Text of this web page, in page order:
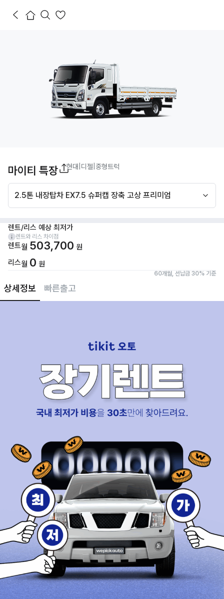
상세정보 빠른출고
마이티 특장 현대 디젤 중형트럭
2.5톤 내장탑차 EX7.5 슈퍼캡 장축 고상 프리미엄
렌트/리스 예상 최저가
렌트와 리스 차이점
렌트월 503,700 원
리스월 0 원
60개월, 선납금 30% 기준